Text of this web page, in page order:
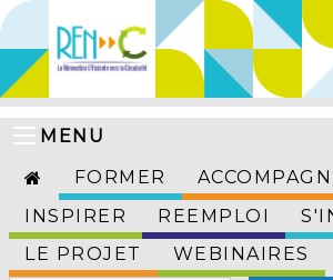
MENU
FORMER
INSPIRER
REEMPLOI
LE PROJET
WEBINAIRES